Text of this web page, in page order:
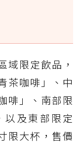
域限定飲品，
茶咖啡」、中
啡」、南部限
及東部限定
限大杯，售價